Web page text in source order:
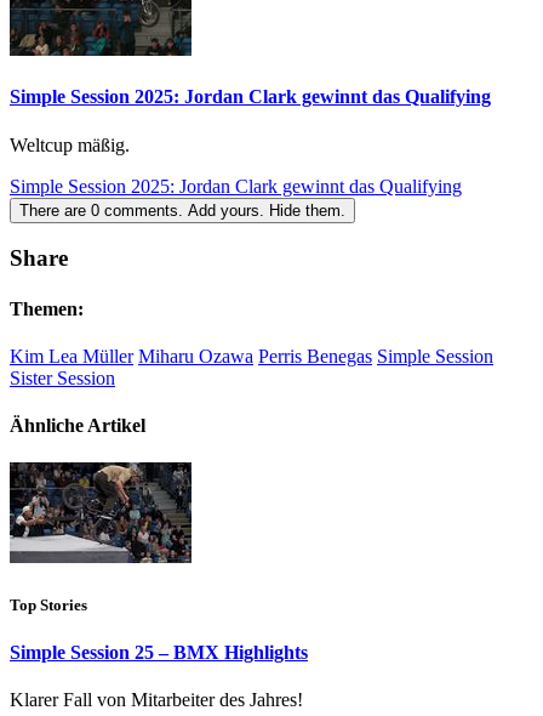
Simple Session 2025: Jordan Clark gewinnt das Qualifying
Weltcup mäßig.
Simple Session 2025: Jordan Clark gewinnt das Qualifying
There are 0 comments. Add yours. Hide them.
Share
Themen:
Kim Lea Müller Miharu Ozawa Perris Benegas Simple Session
Sister Session
Ähnliche Artikel
Top Stories
Simple Session 25 – BMX Highlights
Klarer Fall von Mitarbeiter des Jahres!